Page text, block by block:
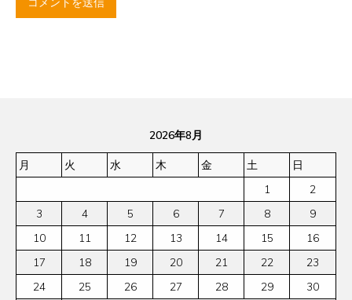
2026年8月
月 火 水 木 金 土
日
1
2
3
4 5 6 7 8
9
10
11 12 13 14 15
16
17
18 19 20 21 22
23
24
25 26 27 28 29
30